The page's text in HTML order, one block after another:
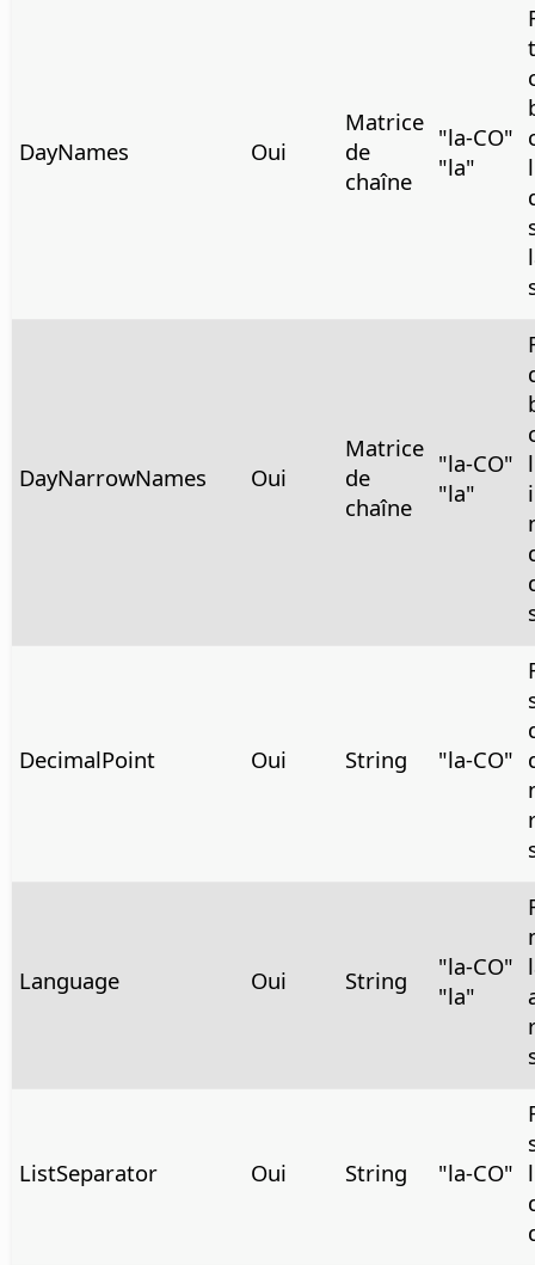
DayNames Oui
Matrice
de
chaîne
"la-CO"
"la"
DayNarrowNames Oui
Matrice
de
chaîne
"la-CO"
"la"
DecimalPoint Oui String "la-CO"
Language Oui String
"la-CO"
"la"
ListSeparator Oui String "la-CO"